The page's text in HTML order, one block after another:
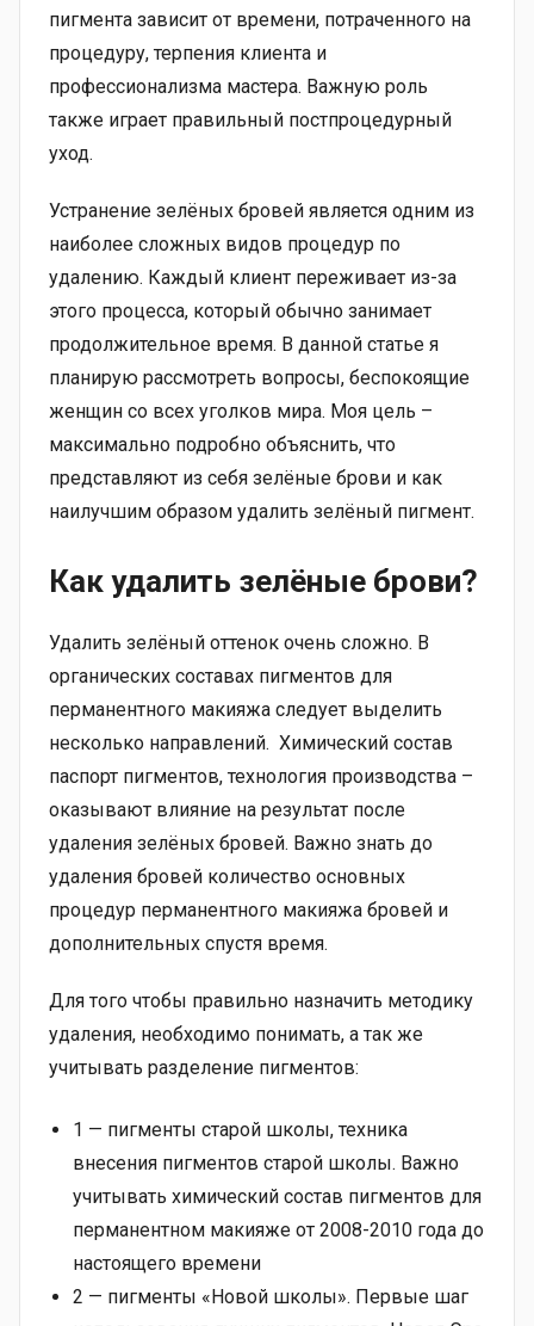
пигмента зависит от времени, потраченного на
процедуру, терпения клиента и
профессионализма мастера. Важную роль
также играет правильный постпроцедурный
уход.
Устранение зелёных бровей является одним из
наиболее сложных видов процедур по
удалению. Каждый клиент переживает из-за
этого процесса, который обычно занимает
продолжительное время. В данной статье я
планирую рассмотреть вопросы, беспокоящие
женщин со всех уголков мира. Моя цель –
максимально подробно объяснить, что
представляют из себя зелёные брови и как
наилучшим образом удалить зелёный пигмент.
Как удалить зелёные брови?
Удалить зелёный оттенок очень сложно. В
органических составах пигментов для
перманентного макияжа следует выделить
несколько направлений. Химический состав
паспорт пигментов, технология производства –
оказывают влияние на результат после
удаления зелёных бровей. Важно знать до
удаления бровей количество основных
процедур перманентного макияжа бровей и
дополнительных спустя время.
Для того чтобы правильно назначить методику
удаления, необходимо понимать, а так же
учитывать разделение пигментов:
1 — пигменты старой школы, техника
внесения пигментов старой школы. Важно
учитывать химический состав пигментов для
перманентном макияже от 2008-2010 года до
настоящего времени
2 — пигменты «Новой школы». Первые шаг